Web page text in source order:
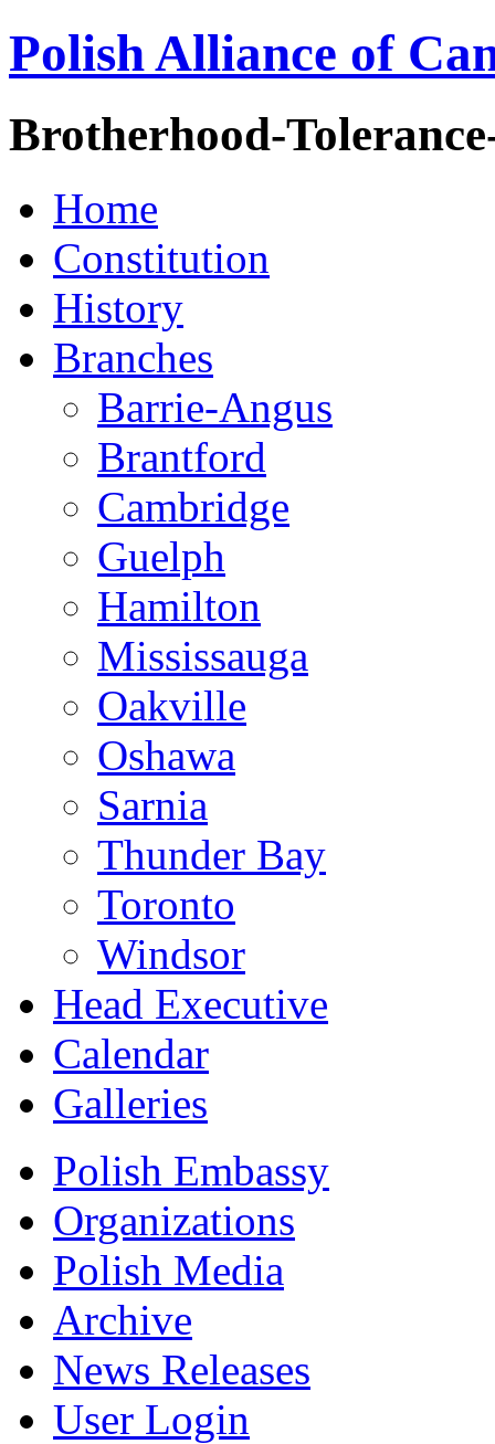
Polish Alliance of
Brotherhood-
Home
Constitution
History
Branches
Barrie-Angus
Brantford
Cambridge
Guelph
Hamilton
Mississauga
Oakville
Oshawa
Sarnia
Thunder Bay
Toronto
Windsor
Head Executive
Calendar
Galleries
Polish Embassy
Organizations
Polish Media
Archive
News Releases
User Login